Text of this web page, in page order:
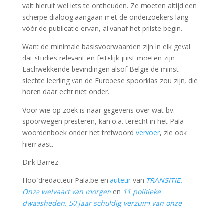
valt hieruit wel iets te onthouden. Ze moeten altijd een
scherpe dialoog aangaan met de onderzoekers lang
vóór de publicatie ervan, al vanaf het prilste begin.
Want de minimale basisvoorwaarden zijn in elk geval
dat studies relevant en feitelijk juist moeten zijn.
Lachwekkende bevindingen alsof België de minst
slechte leerling van de Europese spoorklas zou zijn, die
horen daar echt niet onder.
Voor wie op zoek is naar gegevens over wat bv.
spoorwegen presteren, kan o.a. terecht in het Pala
woordenboek onder het trefwoord vervoer, zie ook
hiernaast.
Dirk Barrez
Hoofdredacteur Pala.be en auteurvan TRANSITIE.
Onze welvaart van morgenen 11 politieke
dwaasheden. 50 jaar schuldig verzuim van onze